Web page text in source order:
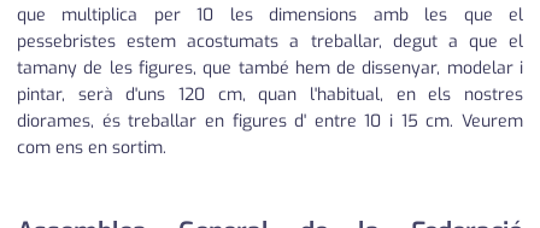
que multiplica per 10 les dimensions amb les que el
pessebristes estem acostumats a treballar, degut a que el
tamany de les figures, que també hem de dissenyar, modelar i
pintar, serà d'uns 120 cm, quan l'habitual, en els nostres
diorames, és treballar en figures d' entre 10 i 15 cm. Veurem
com ens en sortim.